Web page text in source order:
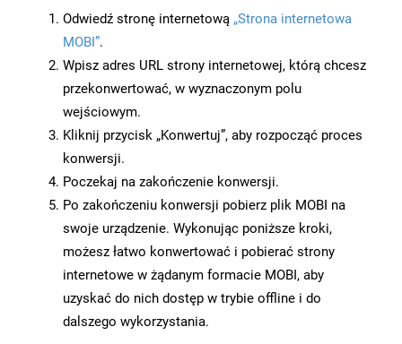
Odwiedź stronę internetową „Strona internetowa
MOBI”.
Wpisz adres URL strony internetowej, którą chcesz
przekonwertować, w wyznaczonym polu
wejściowym.
Kliknij przycisk „Konwertuj”, aby rozpocząć proces
konwersji.
Poczekaj na zakończenie konwersji.
Po zakończeniu konwersji pobierz plik MOBI na
swoje urządzenie. Wykonując poniższe kroki,
możesz łatwo konwertować i pobierać strony
internetowe w żądanym formacie MOBI, aby
uzyskać do nich dostęp w trybie offline i do
dalszego wykorzystania.